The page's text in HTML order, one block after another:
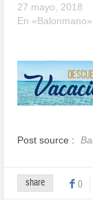
27 mayo, 2018
En «Balonmano»
Post source :
share 0